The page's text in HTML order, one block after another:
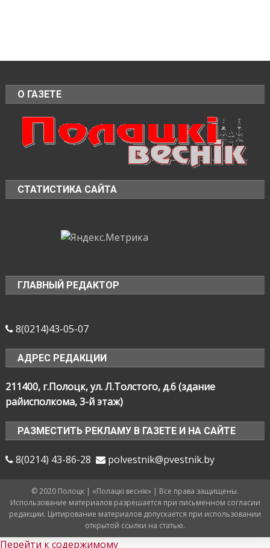
О ГАЗЕТЕ
СТАТИСТИКА САЙТА
ГЛАВНЫЙ РЕДАКТОР
8(0214)43-05-07
АДРЕС РЕДАКЦИИ
211400, г.Полоцк, ул. Л.Толстого, д.6 (здание
райисполкома, 3-й этаж)
РАЗМЕСТИТЬ РЕКЛАМУ В ГАЗЕТЕ И НА САЙТЕ
8(0214) 43-86-28 polvestnik@pvestnik.by
© 2020 Полоцк | «Полацкі веснік» | Все права защищены.
Использование материалов разрешается при письменном согласии
редакции. Цитирование материалов допускается при использовании
открытой ссылки на статью.
Перейти к содержимому